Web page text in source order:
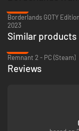
Borderlands 4 er
efter bytte, tackler
af niveauer og den
sammen, så alle har det
Borderlands GOTY
2023
Similar products
Remnant 2 - PC (Steam)
Reviews